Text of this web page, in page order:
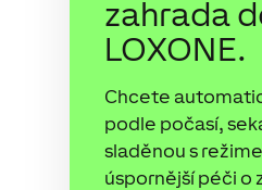
zahrada
LOXONE.
Chcete
podle počasí,
sladěnou s
úspornější péči o